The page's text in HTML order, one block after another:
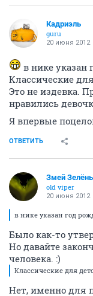
Кадриэль
guru
20 июня 2012
в нике указан
Классические
Это не издевка.
нравились
Я впервые
ОТВЕТИТЬ
Змей
old viper
20 июня 2012
в нике указан год
Было как-то
Но давайте
человека. :)
Классические для
Нет, именно для